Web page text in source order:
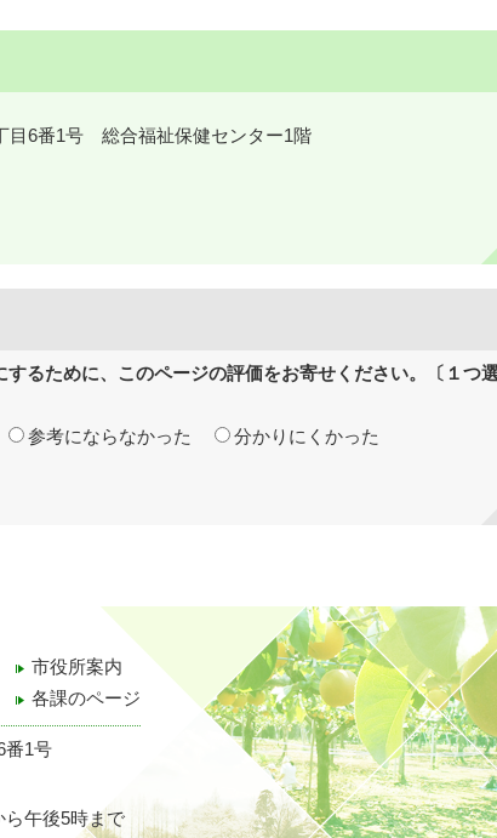
目6番1号 総合福祉保健センター1階
るために、このページの評価をお寄せください。〔１つ
参考にならなかった 分かりにくかった
市役所案内
各課のページ
番1号
ら午後5時まで